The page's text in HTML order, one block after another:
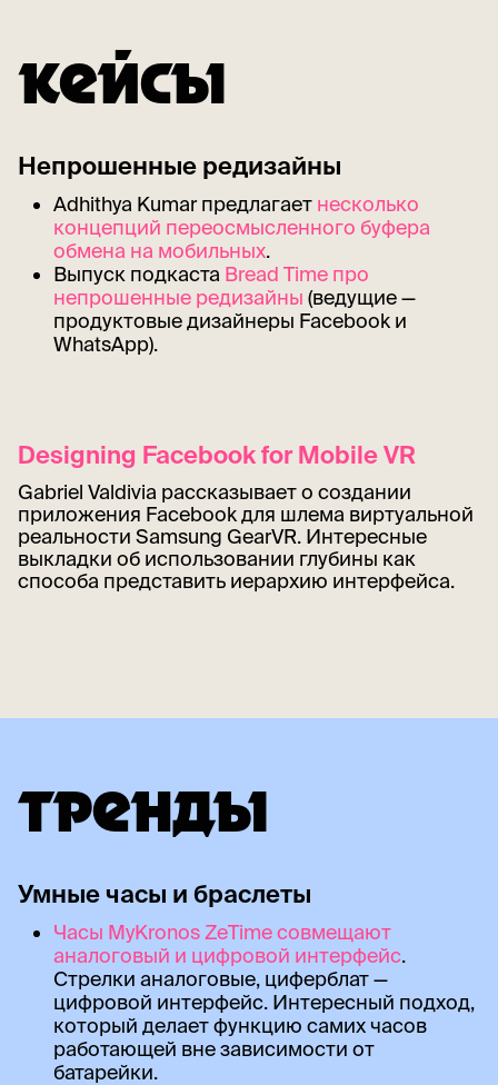
ТРЕНДЫ
Умные часы и браслеты
Часы MyKronos ZeTime совмещают
аналоговый и цифровой интерфейс.
Стрелки аналоговые, циферблат —
цифровой интерфейс. Интересный подход,
который делает функцию самих часов
работающей вне зависимости от
батарейки.
КЕЙСЫ
Непрошенные редизайны
Adhithya Kumar предлагает несколько
концепций переосмысленного буфера
обмена на мобильных.
Выпуск подкаста Bread Time про
непрошенные редизайны (ведущие —
продуктовые дизайнеры Facebook и
WhatsApp).
Designing Facebook for Mobile VR
Gabriel Valdivia рассказывает о создании
приложения Facebook для шлема виртуальной
реальности Samsung GearVR. Интересные
выкладки об использовании глубины как
способа представить иерархию интерфейса.